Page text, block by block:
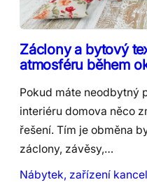
Záclony a bytový
atmosféru během
Pokud máte neodbytný
interiéru domova něco
řešení. Tím je obměna
záclony, závěsy,…
Nábytek, zařízení